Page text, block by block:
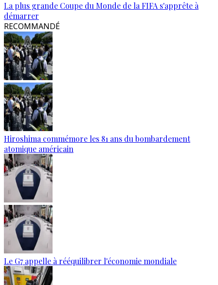
La plus grande Coupe du Monde de la FIFA s'apprête à
démarrer
RECOMMANDÉ
Hiroshima commémore les 81 ans du bombardement
atomique américain
Le G7 appelle à rééquilibrer l'économie mondiale